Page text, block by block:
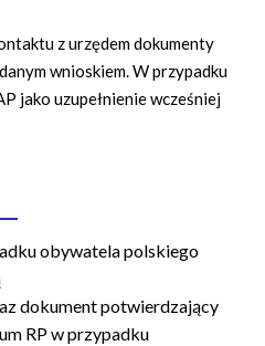
z urzędem dokumenty
wnioskiem. W przypadku
jako uzupełnienie wcześniej
obywatela polskiego
dokument potwierdzający
RP w przypadku